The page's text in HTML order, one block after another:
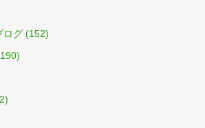
ログ (152)